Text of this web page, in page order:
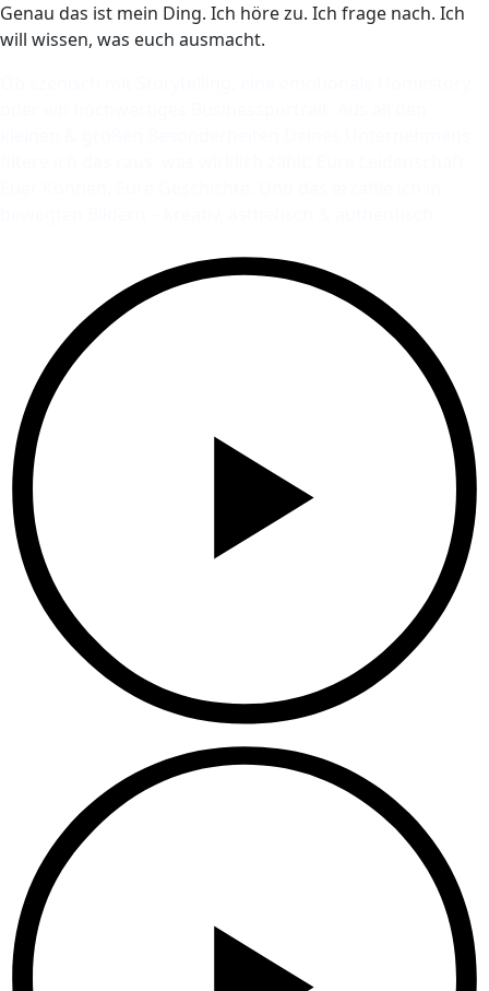
Genau das ist mein Ding. Ich höre zu. Ich frage nach. Ich
will wissen, was euch ausmacht.